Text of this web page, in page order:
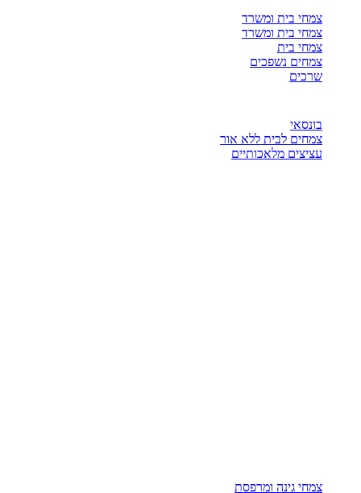
צמחי בית ומשרד
צמחי בית ומשרד
צמחי בית
צמחים נשפכים
שרכים
בונסאי
צמחים לבית ללא אור
עציצים מלאכותיים
צמחי גינה ומרפסת